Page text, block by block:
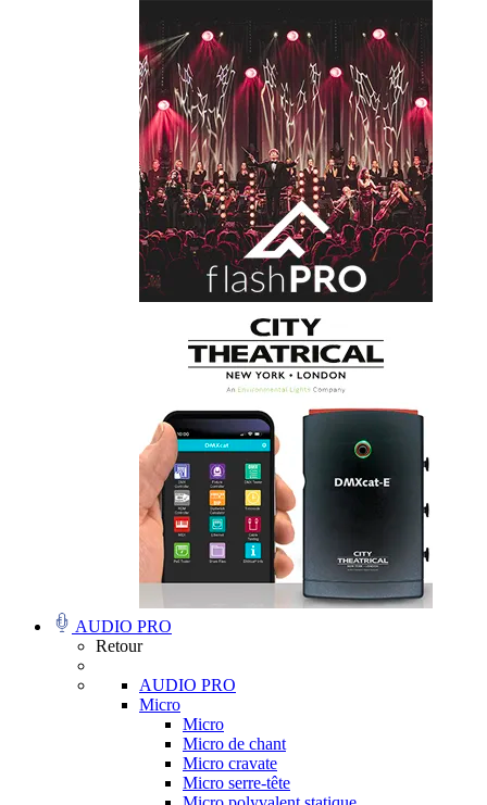
AUDIO PRO
Retour
AUDIO PRO
Micro
Micro
Micro de chant
Micro cravate
Micro serre-tête